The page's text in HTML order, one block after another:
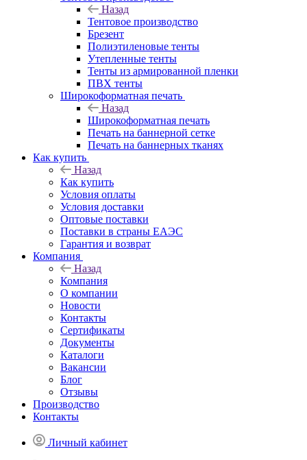
Назад
Тентовое производство
Брезент
Полиэтиленовые тенты
Утепленные тенты
Тенты из армированной пленки
ПВХ тенты
Широкоформатная печать
Назад
Широкоформатная печать
Печать на баннерной сетке
Печать на баннерных тканях
Как купить
Назад
Как купить
Условия оплаты
Условия доставки
Оптовые поставки
Поставки в страны ЕАЭС
Гарантия и возврат
Компания
Назад
Компания
О компании
Новости
Контакты
Сертификаты
Документы
Каталоги
Вакансии
Блог
Отзывы
Производство
Контакты
Личный кабинет